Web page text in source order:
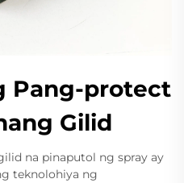
Pang-protect
Gilid
na pinaputol ng spray ay
teknolohiya ng